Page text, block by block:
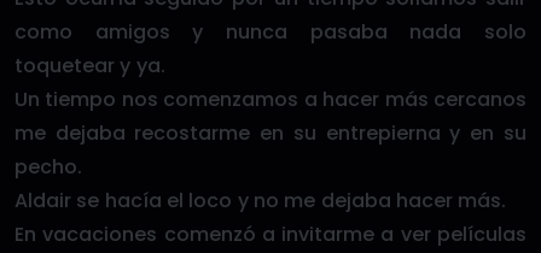
como amigos y nunca pasaba nada solo
toquetear y ya.
Un tiempo nos comenzamos a hacer más cercanos
me dejaba recostarme en su entrepierna y en su
pecho.
Aldair se hacía el loco y no me dejaba hacer más.
En vacaciones comenzó a invitarme a ver películas